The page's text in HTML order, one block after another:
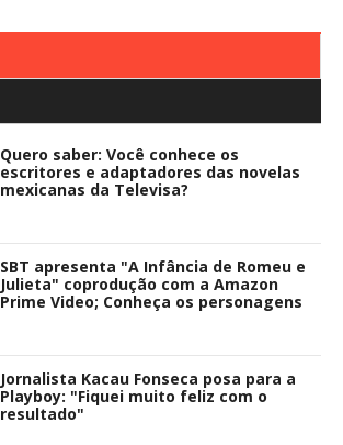
Quero saber: Você conhece os
escritores e adaptadores das novelas
mexicanas da Televisa?
SBT apresenta "A Infância de Romeu e
Julieta" coprodução com a Amazon
Prime Video; Conheça os personagens
Jornalista Kacau Fonseca posa para a
Playboy: "Fiquei muito feliz com o
resultado"